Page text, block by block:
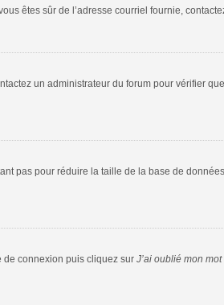
êtes sûr de l’adresse courriel fournie,
un administrateur du forum pour vérifier
pas pour réduire la taille de la base de
de connexion puis cliquez sur J’ai oublié mon